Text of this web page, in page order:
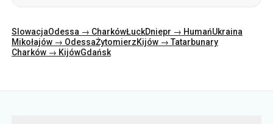
SlowacjaOdessa → CharkówŁuckDniepr → HumańUkraina
Mikołajów → OdessaŻytomierzKijów → Tatarbunary
Charków → KijówGdańsk